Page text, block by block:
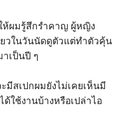
ห้ผมรู้สึกรำคาญ ผู้หญิง
ยวในวันนัดดูตัวแต่ทำตัวคุ้น
เป็นปี ๆ
มีสเปกผมยังไม่เคยเห็นมี
ใช้งานบ้างหรือเปล่าไอ